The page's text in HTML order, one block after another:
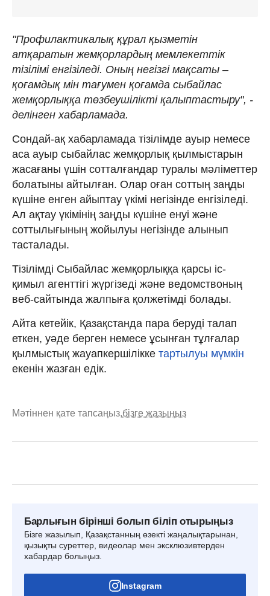
"Профилактикалық құрал қызметін
атқаратын жемқорлардың мемлекеттік
тізілімі енгізіледі. Оның негізгі мақсаты –
қоғамдық мін тағумен қоғамда сыбайлас
жемқорлыққа төзбеушілікті қалыптастыру", -
делінген хабарламада.
Сондай-ақ хабарламада тізілімде ауыр немесе
аса ауыр сыбайлас жемқорлық қылмыстарын
жасағаны үшін сотталғандар туралы мәліметтер
болатыны айтылған. Олар оған соттың заңды
күшіне енген айыптау үкімі негізінде енгізіледі.
Ал ақтау үкімінің заңды күшіне енуі және
соттылығының жойылуы негізінде алынып
тасталады.
Тізілімді Сыбайлас жемқорлыққа қарсы іс-
қимыл агенттігі жүргізеді және ведомствоның
веб-сайтында жалпыға қолжетімді болады.
Айта кетейік, Қазақстанда пара беруді талап
еткен, уәде берген немесе ұсынған тұлғалар
қылмыстық жауапкершілікке тартылуы мүмкін
екенін жазған едік.
Мәтіннен қате тапсаңыз,бізге жазыңыз
Барлығын бірінші болып біліп отырыңыз
Бізге жазылып, Қазақстанның өзекті жаңалықтарынан,
қызықты суреттер, видеолар мен эксклюзивтерден
хабардар болыңыз.
Instagram